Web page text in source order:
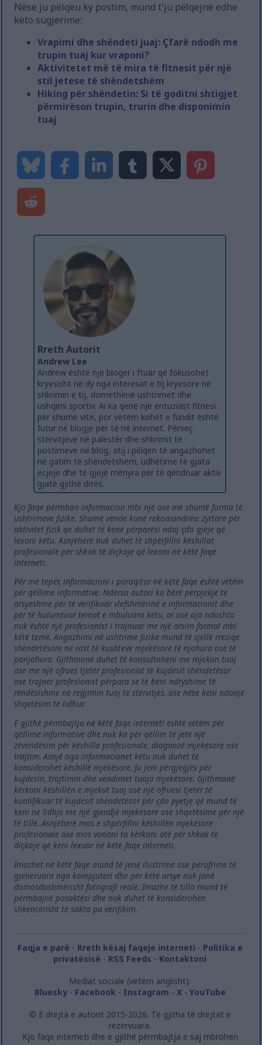
Nëse ju pëlqeu ky postim, mund t'ju pëlqejnë edhe
këto sugjerime:
Vrapimi dhe shëndeti juaj: Çfarë ndodh me
trupin tuaj kur vraponi?
Aktivitetet më të mira të fitnesit për një
stil jetese të shëndetshëm
Hiking për shëndetin: Si të goditni shtigjet
përmirëson trupin, trurin dhe disponimin
tuaj
Rreth Autorit
Andrew Lee
Andrew është një bloger i ftuar që fokusohet
kryesisht në dy nga interesat e tij kryesore në
shkrimin e tij, domethënë ushtrimet dhe
ushqimi sportiv. Ai ka qenë një entuziast fitnesi
për shumë vite, por vetëm kohët e fundit është
futur në blogje për të në internet. Përveç
stërvitjeve në palestër dhe shkrimit të
postimeve në blog, atij i pëlqen të angazhohet
në gatim të shëndetshëm, udhëtime të gjata
ecjeje dhe të gjejë mënyra për të qëndruar aktiv
gjatë gjithë ditës.
Kjo faqe përmban informacion mbi një ose më shumë forma të
ushtrimeve fizike. Shumë vende kanë rekomandime zyrtare për
aktivitet fizik që duhet të kenë përparësi ndaj çdo gjëje që
lexoni këtu. Asnjëherë nuk duhet të shpërfillni këshillat
profesionale për shkak të diçkaje që lexoni në këtë faqe
interneti.
Për më tepër, informacioni i paraqitur në këtë faqe është vetëm
për qëllime informative. Ndërsa autori ka bërë përpjekje të
arsyeshme për të verifikuar vlefshmërinë e informacionit dhe
për të hulumtuar temat e mbuluara këtu, ai ose ajo ndoshta
nuk është një profesionist i trajnuar me një arsim formal mbi
këtë temë. Angazhimi në ushtrime fizike mund të sjellë rreziqe
shëndetësore në rast të kushteve mjekësore të njohura ose të
panjohura. Gjithmonë duhet të konsultoheni me mjekun tuaj
ose me një ofrues tjetër profesionist të kujdesit shëndetësor
ose trajner profesionist përpara se të bëni ndryshime të
rëndësishme në regjimin tuaj të stërvitjes, ose nëse keni ndonjë
shqetësim të lidhur.
E gjithë përmbajtja në këtë faqe interneti është vetëm për
qëllime informative dhe nuk ka për qëllim të jetë një
zëvendësim për këshilla profesionale, diagnozë mjekësore ose
trajtim. Asnjë nga informacionet këtu nuk duhet të
konsiderohet këshillë mjekësore. Ju jeni përgjegjës për
kujdesin, trajtimin dhe vendimet tuaja mjekësore. Gjithmonë
kërkoni këshillën e mjekut tuaj ose një ofruesi tjetër të
kualifikuar të kujdesit shëndetësor për çdo pyetje që mund të
keni në lidhje me një gjendje mjekësore ose shqetësime për një
të tillë. Asnjëherë mos e shpërfillni këshillën mjekësore
profesionale ose mos vononi ta kërkoni atë për shkak të
diçkaje që keni lexuar në këtë faqe interneti.
Imazhet në këtë faqe mund të jenë ilustrime ose përafrime të
gjeneruara nga kompjuteri dhe për këtë arsye nuk janë
domosdoshmërisht fotografi reale. Imazhe të tilla mund të
përmbajnë pasaktësi dhe nuk duhet të konsiderohen
shkencërisht të sakta pa verifikim.
Faqja e parë - Rreth kësaj faqeje interneti - Politika e
privatësisë - RSS Feeds - Kontaktoni
Mediat sociale (vetëm anglisht):
Bluesky- Facebook - Instagram - X- YouTube
© E drejta e autorit 2015-2026. Të gjitha të drejtat e
rezervuara.
Kjo faqe interneti dhe e gjithë përmbajtja e saj mbrohen